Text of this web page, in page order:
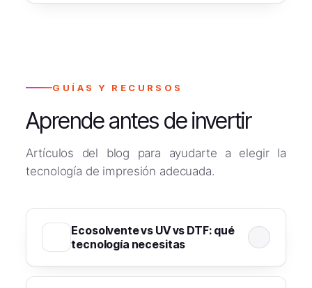
GUÍAS Y RECURSOS
Aprende antes de invertir
Artículos del blog para ayudarte a elegir la
tecnología de impresión adecuada.
Ecosolvente vs UV vs DTF: qué
tecnología necesitas